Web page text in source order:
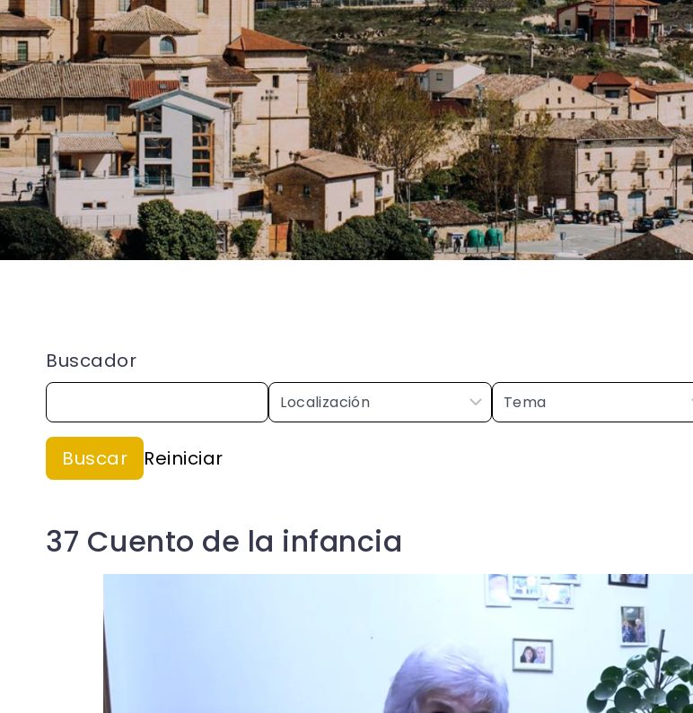
Buscador
37 Cuento de la infancia